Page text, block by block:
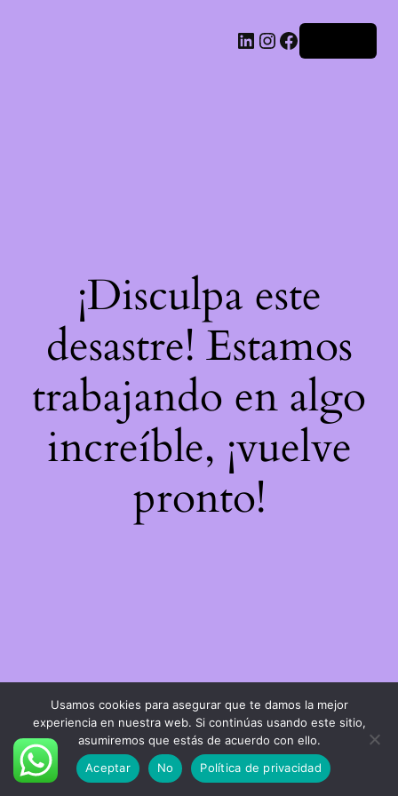
LinkedIn
Instagram
Facebook
¡Disculpa este
desastre! Estamos
trabajando en algo
increíble, ¡vuelve
pronto!
Usamos cookies para asegurar que te damos la mejor
experiencia en nuestra web. Si continúas usando este sitio,
asumiremos que estás de acuerdo con ello.
Aceptar
No Política de privacidad